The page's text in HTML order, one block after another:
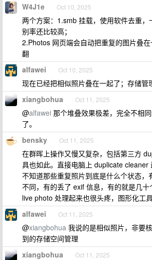
W4J1e Oct 10, 2025
两个方案：1.smb 挂载，使用软件去重，
别率还比较高；
2.Photos 网页端会自动把重复的图片叠
翻
alfawei Oct 10, 2025
现在已经把相似照片叠在一起了；存储管
xiangbohua Oct 11, 2025
@alfawei 那个堆叠效果极差，完全不相
了。
bensky Oct 11, 2025
在群晖上操作又慢又复杂，包括第三方
具也如此。直接电脑上 duplicate cleaner
不知道那些重复照片到底是什么个状态，
不同，有的丢了 exif 信息，有的就是几
live photo 处理起来也很头疼，图形化工
alfawei Oct 11, 2025
@xiangbohua 我说的是相似照片，非要
到的存储空间管理
xiangbohua Oct 11, 2025